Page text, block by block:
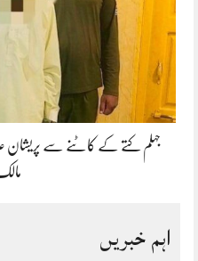
جہلم کتے کے کاٹنے سے پریشان
اہم خبریں